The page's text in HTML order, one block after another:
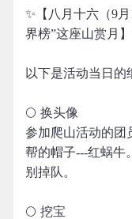
✨【八月十六（9
界榜”这座山赏月】
以下是活动当日的
🌕 换头像
参加爬山活动的团
帮的帽子---红蜗牛。
别掉队。
🌕 挖宝